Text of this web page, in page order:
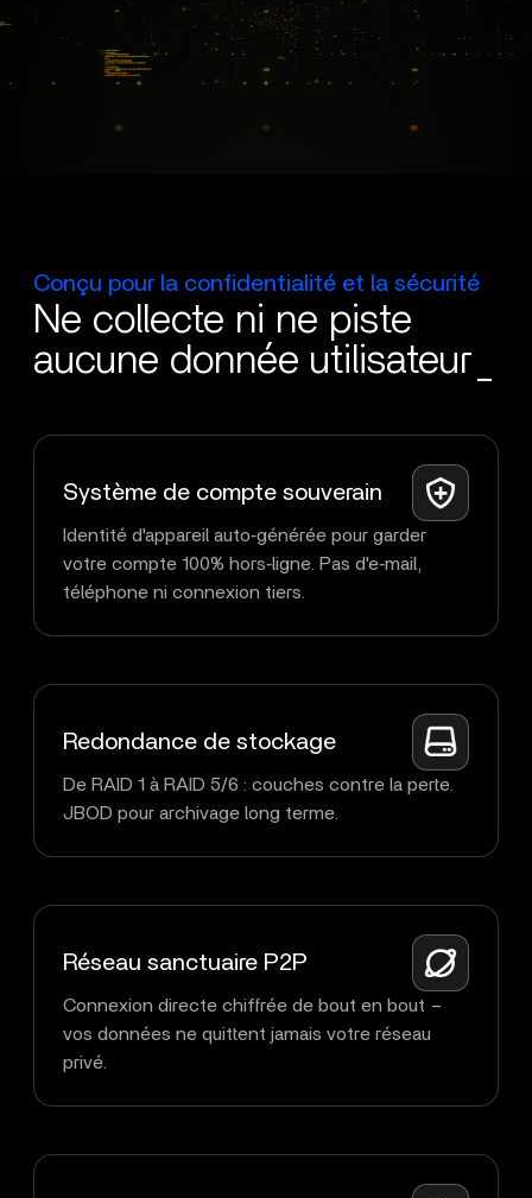
Conçu pour la confidentialité et la sécurité
Ne collecte ni ne piste
aucune donnée utilisateur_
Système de compte souverain
Identité d'appareil auto‑générée pour garder
votre compte 100% hors‑ligne. Pas d'e‑mail,
téléphone ni connexion tiers.
Redondance de stockage
De RAID 1 à RAID 5/6 : couches contre la perte.
JBOD pour archivage long terme.
Réseau sanctuaire P2P
Connexion directe chiffrée de bout en bout –
vos données ne quittent jamais votre réseau
privé.